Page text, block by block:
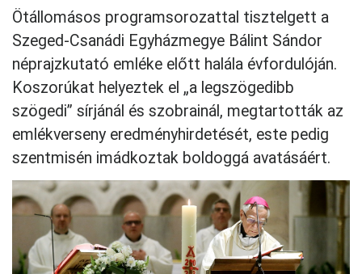
Ötállomásos programsorozattal tisztelgett a
Szeged-Csanádi Egyházmegye Bálint Sándor
néprajzkutató emléke előtt halála évfordulóján.
Koszorúkat helyeztek el „a legszögedibb
szögedi” sírjánál és szobrainál, megtartották az
emlékverseny eredményhirdetését, este pedig
szentmisén imádkoztak boldoggá avatásáért.